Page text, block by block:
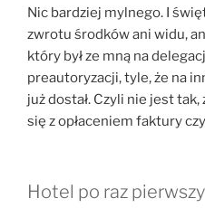
Nic bardziej mylnego. I
zwrotu środków ani widu,
który był ze mną na
preautoryzacji, tyle, że na
już dostał. Czyli nie jest
się z opłaceniem faktury
Hotel po raz pierwszy